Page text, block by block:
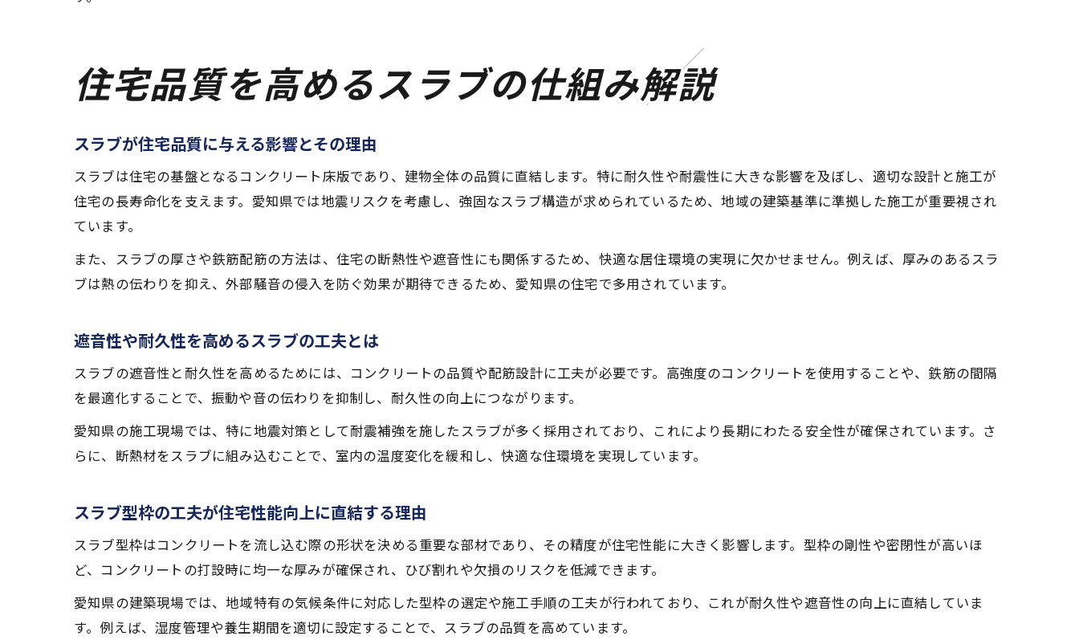
住宅品質を高めるスラブの仕組み解説
スラブが住宅品質に与える影響とその理由
スラブは住宅の基盤となるコンクリート床版であり、建物全体の品質に直結します。特に耐久性や耐震性に大きな影響を及ぼし、適切な設計と施工が
住宅の長寿命化を支えます。愛知県では地震リスクを考慮し、強固なスラブ構造が求められているため、地域の建築基準に準拠した施工が重要視され
ています。
また、スラブの厚さや鉄筋配筋の方法は、住宅の断熱性や遮音性にも関係するため、快適な居住環境の実現に欠かせません。例えば、厚みのあるスラ
ブは熱の伝わりを抑え、外部騒音の侵入を防ぐ効果が期待できるため、愛知県の住宅で多用されています。
遮音性や耐久性を高めるスラブの工夫とは
スラブの遮音性と耐久性を高めるためには、コンクリートの品質や配筋設計に工夫が必要です。高強度のコンクリートを使用することや、鉄筋の間隔
を最適化することで、振動や音の伝わりを抑制し、耐久性の向上につながります。
愛知県の施工現場では、特に地震対策として耐震補強を施したスラブが多く採用されており、これにより長期にわたる安全性が確保されています。さ
らに、断熱材をスラブに組み込むことで、室内の温度変化を緩和し、快適な住環境を実現しています。
スラブ型枠の工夫が住宅性能向上に直結する理由
スラブ型枠はコンクリートを流し込む際の形状を決める重要な部材であり、その精度が住宅性能に大きく影響します。型枠の剛性や密閉性が高いほ
ど、コンクリートの打設時に均一な厚みが確保され、ひび割れや欠損のリスクを低減できます。
愛知県の建築現場では、地域特有の気候条件に対応した型枠の選定や施工手順の工夫が行われており、これが耐久性や遮音性の向上に直結していま
す。例えば、湿度管理や養生期間を適切に設定することで、スラブの品質を高めています。